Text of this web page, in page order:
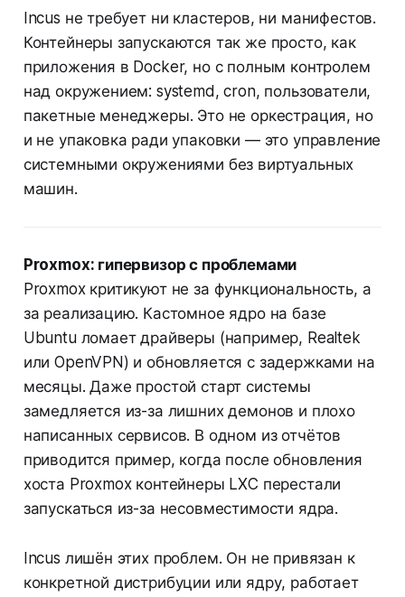
Incus не требует ни кластеров, ни манифестов.
Контейнеры запускаются так же просто, как
приложения в Docker, но с полным контролем
над окружением: systemd, cron, пользователи,
пакетные менеджеры. Это не оркестрация, но
и не упаковка ради упаковки — это управление
системными окружениями без виртуальных
машин.
Proxmox: гипервизор с проблемами
Proxmox критикуют не за функциональность, а
за реализацию. Кастомное ядро на базе
Ubuntu ломает драйверы (например, Realtek
или OpenVPN) и обновляется с задержками на
месяцы. Даже простой старт системы
замедляется из-за лишних демонов и плохо
написанных сервисов. В одном из отчётов
приводится пример, когда после обновления
хоста Proxmox контейнеры LXC перестали
запускаться из-за несовместимости ядра.
Incus лишён этих проблем. Он не привязан к
конкретной дистрибуции или ядру, работает